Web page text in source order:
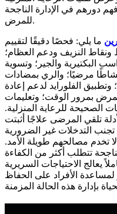
دورهم في الإدارة الناجحة
للمرض.
ما يلي: فحصًا دقيقًا لتقييم
ونقاط النزيف ودعم العظام؛
البكتيرية والجير؛ وتسوية
مرضيًا؛ والري بمضادات
وتطبيق الفلورايد لدعم إعادة
بمرور الوقت؛ وتعليمات
الصحيحة للرعاية المنزلية.
تلقي المرضى علاجًا أثبتت
تجنب التدخلات غير الضرورية
لا تخدم مصالحهم طويلة الأمد.
تتطلب أكثر من الكفاءة
يعالج الاحتياجات السريرية
الأفراد على الحفاظ